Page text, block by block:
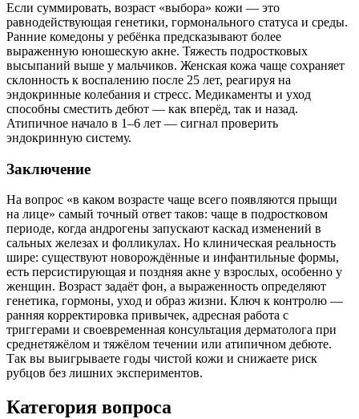
Если суммировать, возраст «выбора» кожи — это
равнодействующая генетики, гормонального статуса и среды.
Ранние комедоны у ребёнка предсказывают более
выраженную юношескую акне. Тяжесть подростковых
высыпаний выше у мальчиков. Женская кожа чаще сохраняет
склонность к воспалению после 25 лет, реагируя на
эндокринные колебания и стресс. Медикаменты и уход
способны сместить дебют — как вперёд, так и назад.
Атипичное начало в 1–6 лет — сигнал проверить
эндокринную систему.
Заключение
На вопрос «в каком возрасте чаще всего появляются прыщи
на лице» самый точный ответ таков: чаще в подростковом
периоде, когда андрогены запускают каскад изменений в
сальных железах и фолликулах. Но клиническая реальность
шире: существуют новорождённые и инфантильные формы,
есть персистирующая и поздняя акне у взрослых, особенно у
женщин. Возраст задаёт фон, а выраженность определяют
генетика, гормоны, уход и образ жизни. Ключ к контролю —
ранняя корректировка привычек, адресная работа с
триггерами и своевременная консультация дерматолога при
среднетяжёлом и тяжёлом течении или атипичном дебюте.
Так вы выигрываете годы чистой кожи и снижаете риск
рубцов без лишних экспериментов.
Категория вопроса